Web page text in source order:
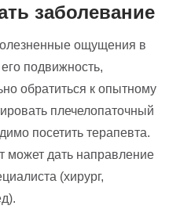
заболевание
ощущения в
подвижность,
обратиться к опытному
плечелопаточный
посетить терапевта.
может дать направление
(хирург,